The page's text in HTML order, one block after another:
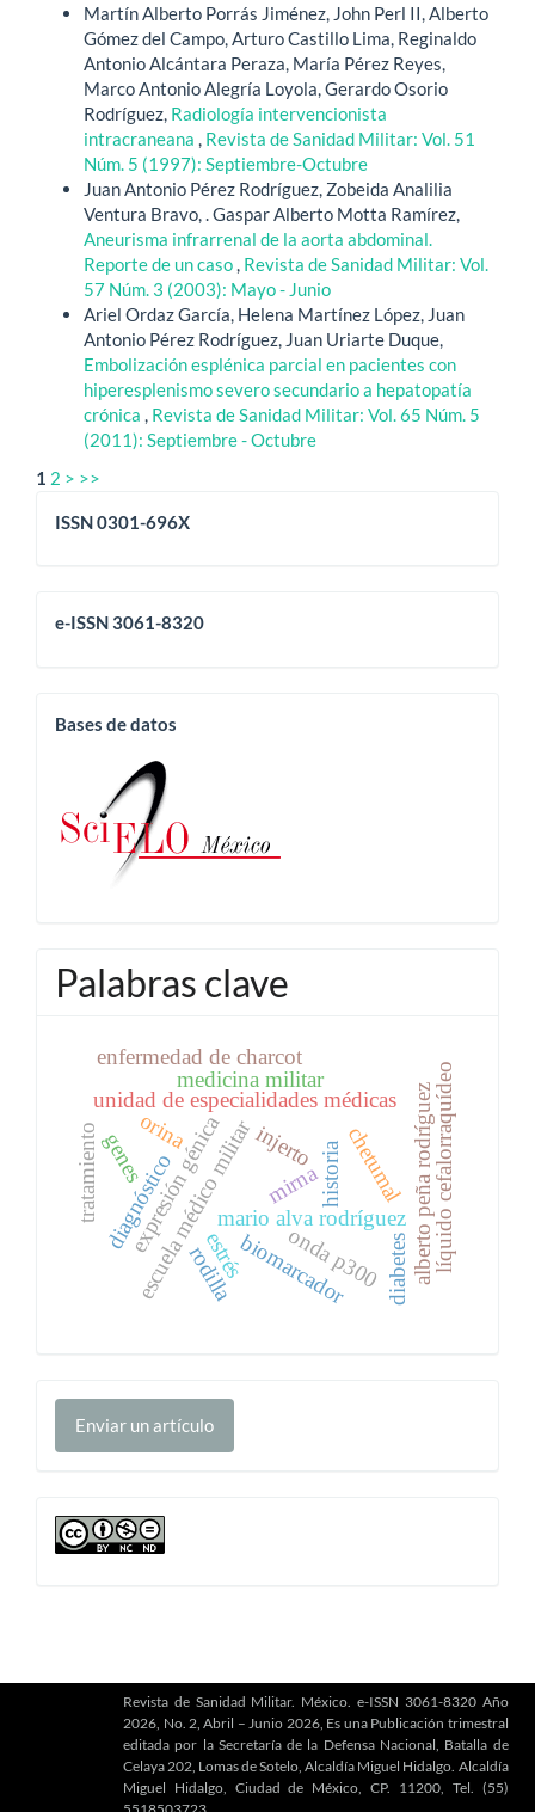
Martín Alberto Porrás Jiménez, John Perl II, Alberto
Gómez del Campo, Arturo Castillo Lima, Reginaldo
Antonio Alcántara Peraza, María Pérez Reyes,
Marco Antonio Alegría Loyola, Gerardo Osorio
Rodríguez, Radiología intervencionista
intracraneana , Revista de Sanidad Militar: Vol. 51
Núm. 5 (1997): Septiembre-Octubre
Juan Antonio Pérez Rodríguez, Zobeida Analilia
Ventura Bravo, . Gaspar Alberto Motta Ramírez,
Aneurisma infrarrenal de la aorta abdominal.
Reporte de un caso, Revista de Sanidad Militar: Vol.
57 Núm. 3 (2003): Mayo - Junio
Ariel Ordaz García, Helena Martínez López, Juan
Antonio Pérez Rodríguez, Juan Uriarte Duque,
Embolización esplénica parcial en pacientes con
hiperesplenismo severo secundario a hepatopatía
crónica , Revista de Sanidad Militar: Vol. 65 Núm. 5
(2011): Septiembre - Octubre
1 2 > >>
issn
ISSN 0301-696X
eissn
e-ISSN 3061-8320
base
Bases de datos
Palabras clave
mario alva rodríguez
escuela médico militar historia alberto peña rodríguez
unidad de especialidades médicas
mirna
expresión génica
orina
diagnóstico
biomarcador líquido cefalorraquídeo
genes
estrés onda p300
medicina militar
chetumal
rodilla
tratamiento injerto
diabetes
enfermedad de charcot
Enviar
unEnviar un artículo
cc
Revista de Sanidad Militar. México. e-ISSN 3061-8320 Año
2026, No. 2, Abril – Junio 2026, Es una Publicación trimestral
editada por la Secretaría de la Defensa Nacional, Batalla de
Celaya 202, Lomas de Sotelo, Alcaldía Miguel Hidalgo. Alcaldía
Miguel Hidalgo, Ciudad de México, CP. 11200, Tel. (55)